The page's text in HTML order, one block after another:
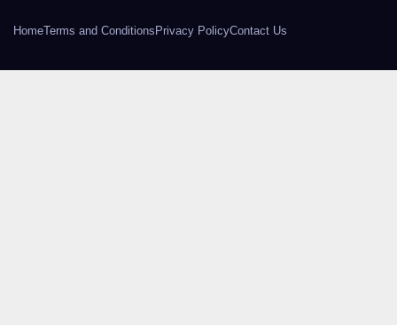
HomeTerms and ConditionsPrivacy PolicyContact Us